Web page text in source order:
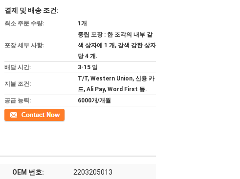
결제 및 배송 조건:
최소 주문 수량: 1개
포장 세부 사항:
중립 포장 : 한 조각의 내부 갈
색 상자에 1 개, 갈색 강한 상자
당 4 개.
배달 시간:
3-15 일
지불 조건:
T/T, Western Union, 신용 카
드, Ali Pay, Word First 등.
공급 능력:
6000개/개월
접촉
OEM 번호: 2203205013